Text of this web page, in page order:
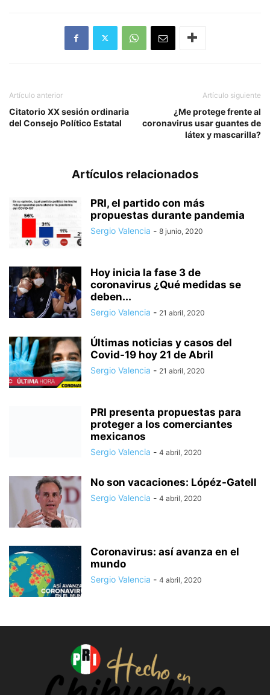
Artículo anterior
Citatorio XX sesión ordinaria
del Consejo Político Estatal
Artículo siguiente
¿Me protege frente al
coronavirus usar guantes de
látex y mascarilla?
Artículos relacionados
PRI, el partido con más
propuestas durante pandemia
Sergio Valencia - 8 junio, 2020
Hoy inicia la fase 3 de
coronavirus ¿Qué medidas se
deben...
Sergio Valencia - 21 abril, 2020
Últimas noticias y casos del
Covid-19 hoy 21 de Abril
Sergio Valencia - 21 abril, 2020
PRI presenta propuestas para
proteger a los comerciantes
mexicanos
Sergio Valencia - 4 abril, 2020
No son vacaciones: Lópéz-Gatell
Sergio Valencia - 4 abril, 2020
Coronavirus: así avanza en el
mundo
Sergio Valencia - 4 abril, 2020